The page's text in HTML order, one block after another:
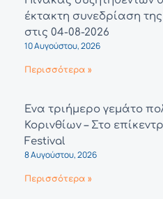
έκτακτη συνεδρίαση
στις 04-08-2026
10 Αυγούστου, 2026
Περισσότερα »
Ένα τριήμερο γεμάτο
Κορινθίων – Στο
Festival
8 Αυγούστου, 2026
Περισσότερα »